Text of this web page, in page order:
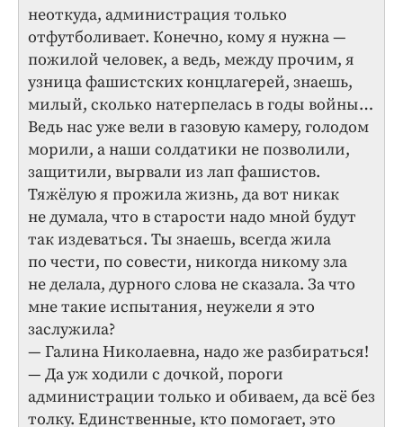
неоткуда, администрация только
отфутболивает. Конечно, кому я нужна —
пожилой человек, а ведь, между прочим, я
узница фашистских концлагерей, знаешь,
милый, сколько натерпелась в годы войны…
Ведь нас уже вели в газовую камеру, голодом
морили, а наши солдатики не позволили,
защитили, вырвали из лап фашистов.
Тяжёлую я прожила жизнь, да вот никак
не думала, что в старости надо мной будут
так издеваться. Ты знаешь, всегда жила
по чести, по совести, никогда никому зла
не делала, дурного слова не сказала. За что
мне такие испытания, неужели я это
заслужила?
— Галина Николаевна, надо же разбираться!
— Да уж ходили с дочкой, пороги
администрации только и обиваем, да всё без
толку. Единственные, кто помогает, это